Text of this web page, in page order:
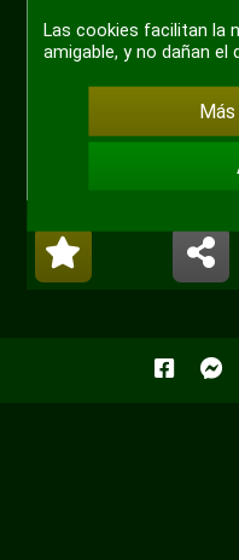
Las cookies facilitan la
amigable, y no dañan el